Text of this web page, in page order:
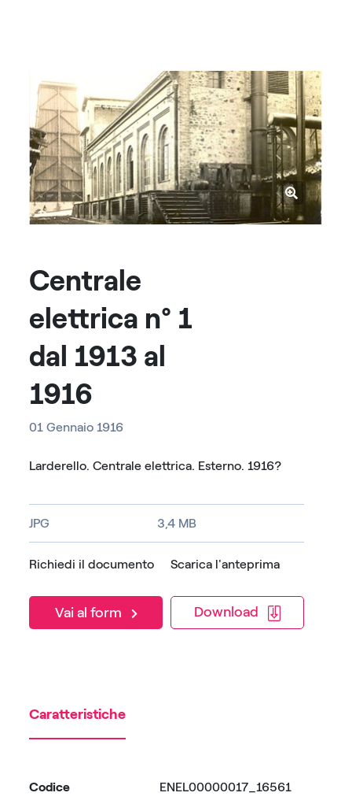
Centrale
elettrica n° 1
dal 1913 al
1916
01 Gennaio 1916
Larderello. Centrale elettrica. Esterno. 1916?
JPG 3,4 MB
Richiedi il documento
Vai al form
Scarica l'anteprima
Download
Caratteristiche
Codice ENEL00000017_16561